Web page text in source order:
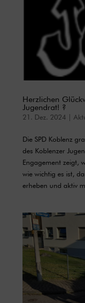
Herzlichen
Jugendrat! ?
21. Dez. 2024
Die SPD Koblenz
des Koblenzer
Engagement zeigt,
wie wichtig es ist,
erheben und aktiv